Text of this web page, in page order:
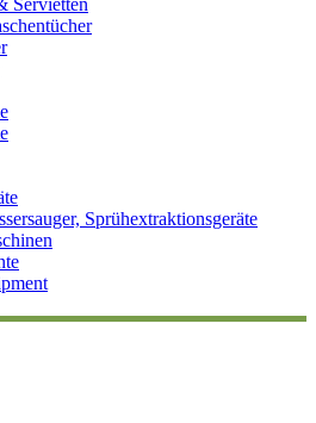
Servietten
Sprühextraktionsgeräte